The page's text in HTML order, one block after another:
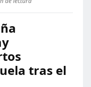
tras el